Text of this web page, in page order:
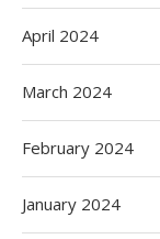
April 2024
March 2024
February 2024
January 2024